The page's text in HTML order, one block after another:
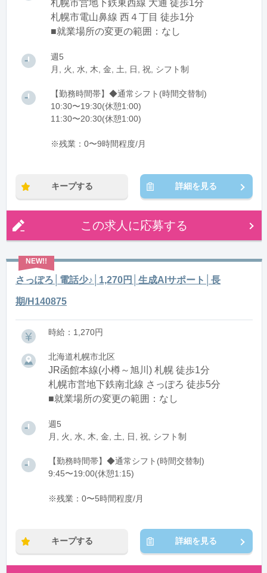
札幌市営地下鉄東西線 大通 徒歩1分
札幌市電山鼻線 西４丁目 徒歩1分
■就業場所の変更の範囲：なし
週5
月, 火, 水, 木, 金, 土, 日, 祝, シフト制
【勤務時間帯】◆通常シフト(時間交替制)
10:30〜19:30(休憩1:00)
11:30〜20:30(休憩1:00)
※残業：0〜9時間程度/月
キープする 詳細を見る
この求人に応募する
さっぽろ│電話少♪│1,270円│生成AIサポート│長
期/H140875
時給：1,270円
北海道札幌市北区
JR函館本線(小樽～旭川) 札幌 徒歩1分
札幌市営地下鉄南北線 さっぽろ 徒歩5分
■就業場所の変更の範囲：なし
週5
月, 火, 水, 木, 金, 土, 日, 祝, シフト制
【勤務時間帯】◆通常シフト(時間交替制)
9:45〜19:00(休憩1:15)
※残業：0〜5時間程度/月
キープする 詳細を見る